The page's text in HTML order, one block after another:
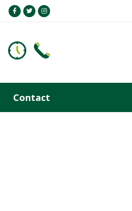
Contact